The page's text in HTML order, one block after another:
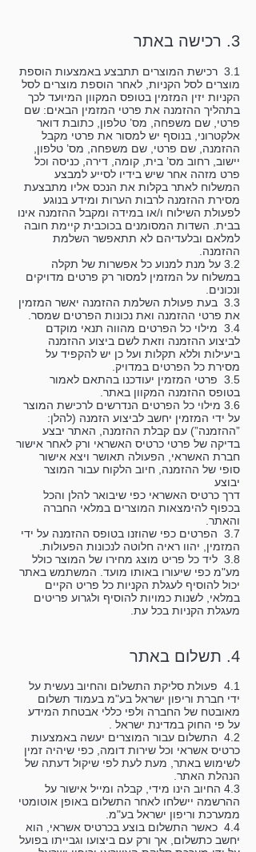
3. רכישה באתר
3.1 רכישת המוצרים תתבצע באמצעות הוספת
מוצרים לסל הקניות, לאחר הוספת מוצרים לסל
הקניות יזין המזמין בטופס המקוון המיועד לכך
בתהליך ההזמנה את פרטי המזמין הבאים: שם
פרטי, שם משפחה, מס’ טלפון, כתובת דואר
אלקטרוני, בנוסף יש למסור את פרטי מקבל
ההזמנה, שם פרטי, שם משפחה, מס’ טלפון,
יישוב, רחוב מס’ בית, קומה, דירה, כניסה וכל
פרט מזהה אחר שיש בידיו לסייע למבצע
המשלוח לאתר בקלות את הנכס אליו מתבצעת
מסירת ההזמנה לרבות הערות ומידע בנוגע
לפעולת השילוח ו/או במידה ומקבל ההזמנה אינו
בבית. השדות המסומנים בכוכבית קיימת חובה
למלאם ובלעדיהם לא תתאפשר השלמת
ההזמנה.
3.2 על מנת למנוע כל אפשרות של תקלה
במשלוח על המזמין למסור רק פרטים מדויקים
ונכונים.
3.3 בעת פעולת השלמת ההזמנה יאשר המזמין
את פרטי ההזמנה ואת נכונות הפרטים שמסר.
3.4 מילוי כל הפרטים מהווה תנאי מוקדם
לביצוע ההזמנה וזאת לשם ביצוע ההזמנה
ביעילות וללא תקלות ועל כן יש להקפיד על
מסירת כל הפרטים במדויק.
3.5 פרטי המזמין יעודכנו בהתאם לאמור
בטופס ההזמנה המקוון באתר.
3.6 מילוי כל הפרטים הנדרשים לרכישת המוצר
על ידי המזמין יחשב לביצוע הזמנה (להלן:
”ההזמנה”) עם קבלת ההזמנה, האתר יבצע
בדיקה של פרטי כרטיס האשראי ורק לאחר אישור
חברת האשראי, הפעולה תאושר ויצא אישור
סופי של ההזמנה, חיוב הלקוח עבור המוצר
יבוצע
דרך כרטיס האשראי כפי שיבואר להלן והכל
בכפוף להימצאות המוצרים במלאי החברה
והאתר.
3.7 הפרטים כפי שהוזנו בטופס ההזמנה על ידי
המזמין, יהוו ראיה חלוטה לנכונות הפעולות.
3.8 ליד כל פריט מוצג מחירו של המוצר כולל
מע"מ כפי שיעורו באותו מועד. המשתמש באתר
יכול להוסיף לעגלת הקניות כל פריט הקיים
במלאי, לשנות כמויות להוסיף ולגרוע פריטים
מעגלת הקניות בכל עת.
4. תשלום באתר
4.1 פעולת סליקת התשלום והחיוב נעשית על
ידי חברת וריפון ישראל בע"מ בעמוד תשלום
מאובטח של החברה ולפי כללי אבטחת המידע
על פי החוק במדינת ישראל .
4.2 התשלום עבור המוצרים יעשה באמצעות
כרטיס אשראי וכל שירות דומה, כפי שיהיה זמין
לשימוש באתר, מעת לעת לפי שיקול דעתה של
הנהלת האתר.
4.3 החיוב הינו מידי, קבלה ומייל אישור על
ההרשמה יישלחו לאחר התשלום באופן אוטומטי
ממערכת וריפון ישראל בע"מ.
4.4 כאשר התשלום בוצע בכרטיס אשראי, הוא
יחשב כתשלום, אך ורק עם ביצועו וגבייתו בפועל